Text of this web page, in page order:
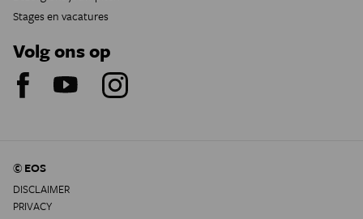
Stages en vacatures
Volg ons op
© EOS
DISCLAIMER
PRIVACY